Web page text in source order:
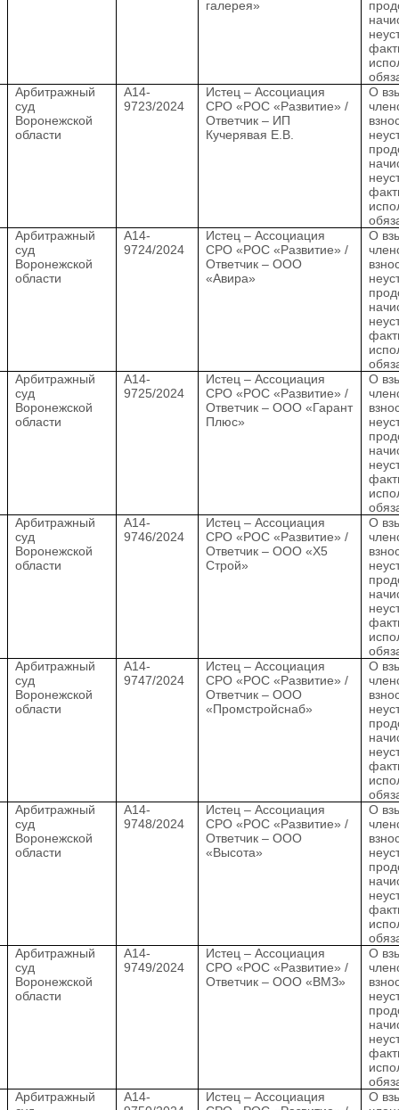
галерея»
Арбитражный
суд
Воронежской
области
А14-
9723/2024
Истец – Ассоциация
СРО «РОС «Развитие» /
Ответчик – ИП
Кучерявая Е.В.
О
Арбитражный
суд
Воронежской
области
А14-
9724/2024
Истец – Ассоциация
СРО «РОС «Развитие» /
Ответчик – ООО
«Авира»
О
Арбитражный
суд
Воронежской
области
А14-
9725/2024
Истец – Ассоциация
СРО «РОС «Развитие» /
Ответчик – ООО «Гарант
Плюс»
О
Арбитражный
суд
Воронежской
области
А14-
9746/2024
Истец – Ассоциация
СРО «РОС «Развитие» /
Ответчик – ООО «Х5
Строй»
О
Арбитражный
суд
Воронежской
области
А14-
9747/2024
Истец – Ассоциация
СРО «РОС «Развитие» /
Ответчик – ООО
«Промстройснаб»
О
Арбитражный
суд
Воронежской
области
А14-
9748/2024
Истец – Ассоциация
СРО «РОС «Развитие» /
Ответчик – ООО
«Высота»
О
Арбитражный
суд
Воронежской
области
А14-
9749/2024
Истец – Ассоциация
СРО «РОС «Развитие» /
Ответчик – ООО «ВМЗ»
О
Арбитражный
А14-
Истец – Ассоциация
О